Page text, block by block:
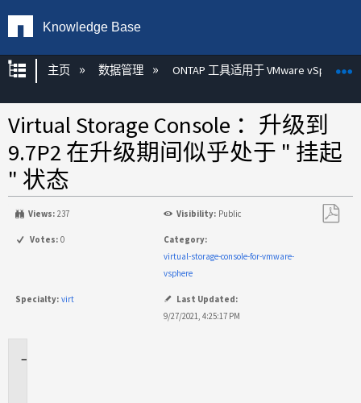
Knowledge Base
扩展/隐缩全局层次
主页 数据管理 ONTAP 工具适用于 VMware vSphere
Virtual Storage Console ：升级到
9.7P2 在升级期间似乎处于 " 挂起
" 状态
Views: 237 Visibility: Public
Votes: 0
Category:
virtual-storage-console-for-vmware-
vsphere
Specialty: virt
Last Updated:
9/27/2021, 4:25:17 PM